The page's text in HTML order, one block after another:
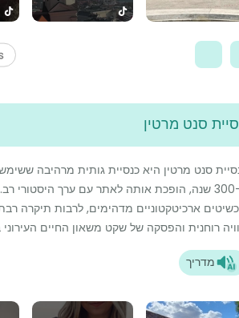
סנט מרטין
סנט מרטין היא כנסיית גותית מרהיבה
כ-300 שנה, הופכת אותה לאתר עם ערך היסטורי
ארכיטקטוניים מדהימים, לרבות תיקרה
רוחנית והפסקה של שקט משאון החיים
מדריך